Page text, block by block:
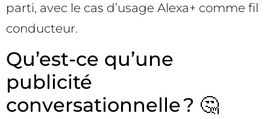
parti, avec le cas d’usage Alexa+ comme fil
conducteur.
Qu’est-ce qu’une
publicité
conversationnelle ? 🤔